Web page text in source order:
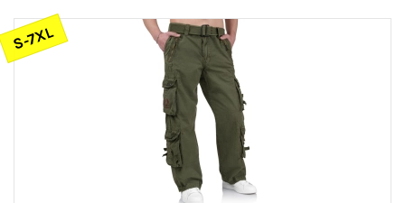
S-7XL